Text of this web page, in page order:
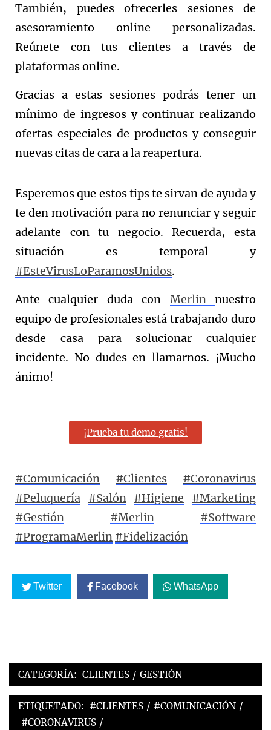
También, puedes ofrecerles sesiones de
asesoramiento online personalizadas.
Reúnete con tus clientes a través de
plataformas online.
Gracias a estas sesiones podrás tener un
mínimo de ingresos y continuar realizando
ofertas especiales de productos y conseguir
nuevas citas de cara a la reapertura.
Esperemos que estos tips te sirvan de ayuda y
te den motivación para no renunciar y seguir
adelante con tu negocio. Recuerda, esta
situación es temporal y
#EsteVirusLoParamosUnidos.
Ante cualquier duda con Merlinnuestro
equipo de profesionales está trabajando duro
desde casa para solucionar cualquier
incidente. No dudes en llamarnos. ¡Mucho
ánimo!
¡Prueba tu demo gratis!
#Comunicación #Clientes
#Coronavirus
#Peluquería
#Salón #Higiene
#Marketing
#Gestión
#Merlin
#Software
#ProgramaMerlin #Fidelización
Twitter Facebook WhatsApp
CATEGORÍA: CLIENTES / GESTIÓN
ETIQUETADO: #CLIENTES / #COMUNICACIÓN /
#CORONAVIRUS /